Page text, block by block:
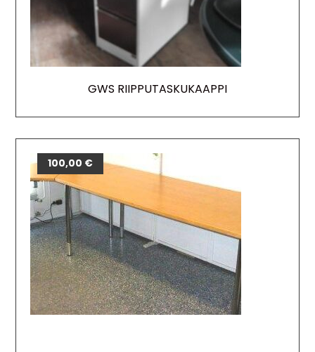
GWS RIIPPUTASKUKAAPPI
100,00 €